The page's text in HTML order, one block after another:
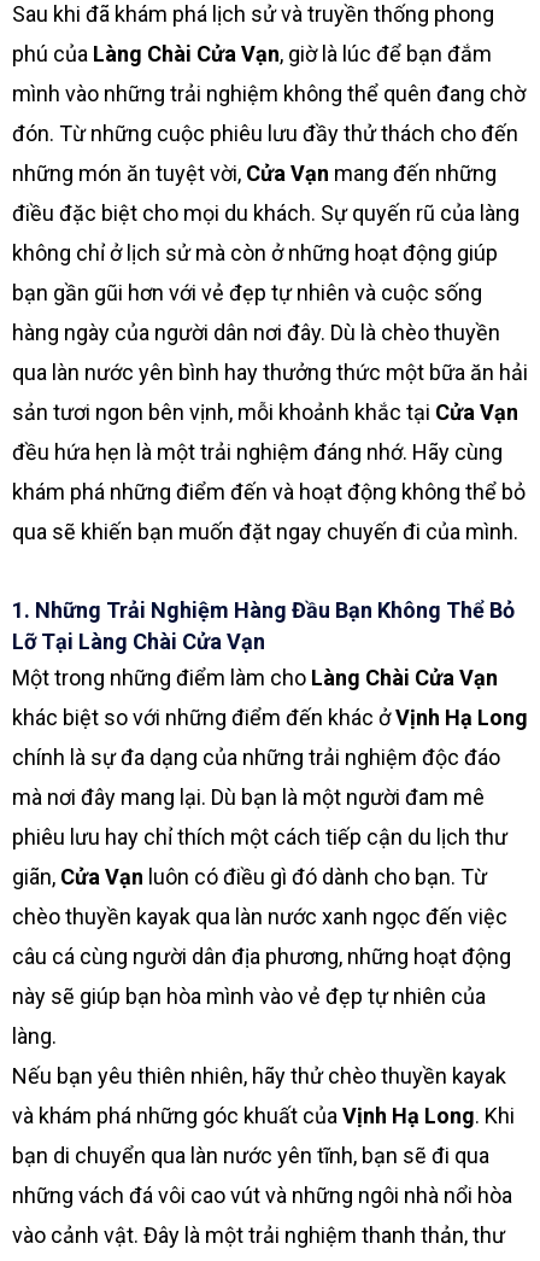
Sau khi đã khám phá lịch sử và truyền thống phong
phú của Làng Chài Cửa Vạn, giờ là lúc để bạn đắm
mình vào những trải nghiệm không thể quên đang chờ
đón. Từ những cuộc phiêu lưu đầy thử thách cho đến
những món ăn tuyệt vời, Cửa Vạn mang đến những
điều đặc biệt cho mọi du khách. Sự quyến rũ của làng
không chỉ ở lịch sử mà còn ở những hoạt động giúp
bạn gần gũi hơn với vẻ đẹp tự nhiên và cuộc sống
hàng ngày của người dân nơi đây. Dù là chèo thuyền
qua làn nước yên bình hay thưởng thức một bữa ăn hải
sản tươi ngon bên vịnh, mỗi khoảnh khắc tại Cửa Vạn
đều hứa hẹn là một trải nghiệm đáng nhớ. Hãy cùng
khám phá những điểm đến và hoạt động không thể bỏ
qua sẽ khiến bạn muốn đặt ngay chuyến đi của mình.
1. Những Trải Nghiệm Hàng Đầu Bạn Không Thể Bỏ
Lỡ Tại Làng Chài Cửa Vạn
Một trong những điểm làm cho Làng Chài Cửa Vạn
khác biệt so với những điểm đến khác ởVịnh Hạ Long
chính là sự đa dạng của những trải nghiệm độc đáo
mà nơi đây mang lại. Dù bạn là một người đam mê
phiêu lưu hay chỉ thích một cách tiếp cận du lịch thư
giãn, Cửa Vạn luôn có điều gì đó dành cho bạn. Từ
chèo thuyền kayak qua làn nước xanh ngọc đến việc
câu cá cùng người dân địa phương, những hoạt động
này sẽ giúp bạn hòa mình vào vẻ đẹp tự nhiên của
làng.
Nếu bạn yêu thiên nhiên, hãy thử chèo thuyền kayak
và khám phá những góc khuất của Vịnh Hạ Long. Khi
bạn di chuyển qua làn nước yên tĩnh, bạn sẽ đi qua
những vách đá vôi cao vút và những ngôi nhà nổi hòa
vào cảnh vật. Đây là một trải nghiệm thanh thản, thư